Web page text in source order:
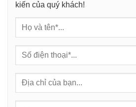
kiến của quý khách!